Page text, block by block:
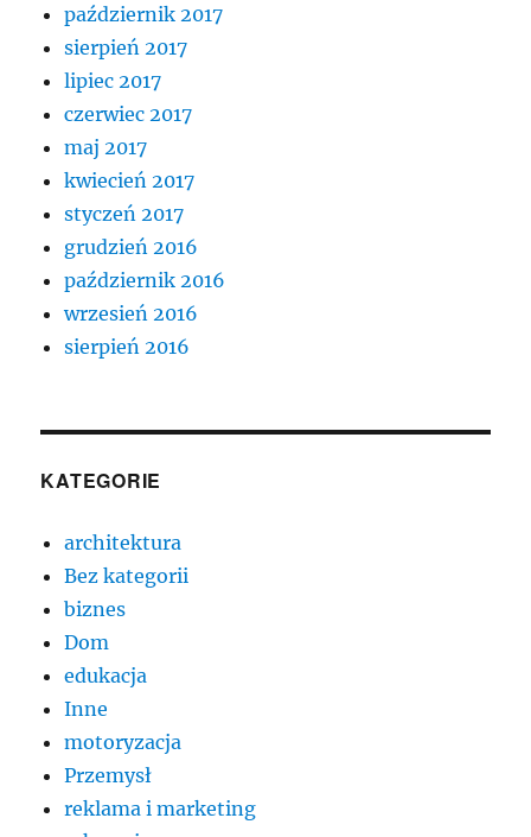
październik 2017
sierpień 2017
lipiec 2017
czerwiec 2017
maj 2017
kwiecień 2017
styczeń 2017
grudzień 2016
październik 2016
wrzesień 2016
sierpień 2016
KATEGORIE
architektura
Bez kategorii
biznes
Dom
edukacja
Inne
motoryzacja
Przemysł
reklama i marketing